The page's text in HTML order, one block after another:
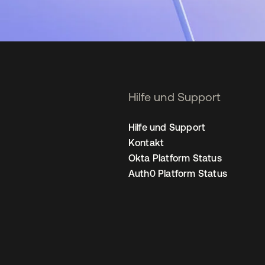
Hilfe und Support
Hilfe und Support
Kontakt
Okta Platform Status
Auth0 Platform Status